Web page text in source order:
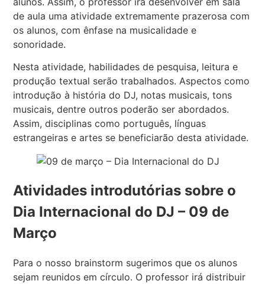
de aula uma atividade extremamente prazerosa com
os alunos, com ênfase na musicalidade e
sonoridade.
Nesta atividade, habilidades de pesquisa, leitura e
produção textual serão trabalhados. Aspectos como
introdução à história do DJ, notas musicais, tons
musicais, dentre outros poderão ser abordados.
Assim, disciplinas como português, línguas
estrangeiras e artes se beneficiarão desta atividade.
Atividades introdutórias sobre o
Dia Internacional do DJ – 09 de
Março
Para o nosso brainstorm sugerimos que os alunos
sejam reunidos em círculo. O professor irá distribuir